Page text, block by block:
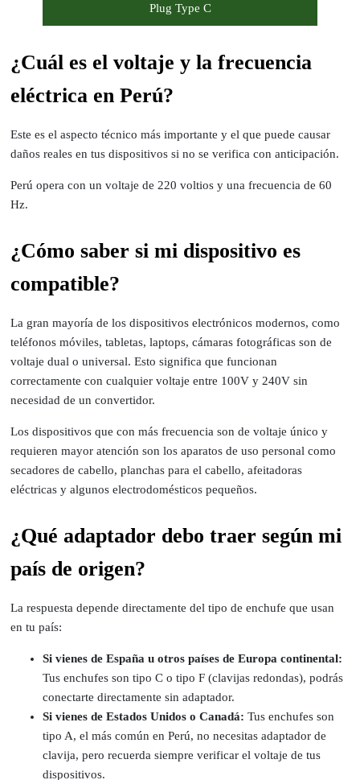
Plug Type C
¿Cuál es el voltaje y la frecuencia
eléctrica en Perú?
Este es el aspecto técnico más importante y el que puede causar
daños reales en tus dispositivos si no se verifica con anticipación.
Perú opera con un voltaje de 220 voltios y una frecuencia de 60
Hz.
¿Cómo saber si mi dispositivo es
compatible?
La gran mayoría de los dispositivos electrónicos modernos, como
teléfonos móviles, tabletas, laptops, cámaras fotográficas son de
voltaje dual o universal. Esto significa que funcionan
correctamente con cualquier voltaje entre 100V y 240V sin
necesidad de un convertidor.
Los dispositivos que con más frecuencia son de voltaje único y
requieren mayor atención son los aparatos de uso personal como
secadores de cabello, planchas para el cabello, afeitadoras
eléctricas y algunos electrodomésticos pequeños.
¿Qué adaptador debo traer según mi
país de origen?
La respuesta depende directamente del tipo de enchufe que usan
en tu país:
Si vienes de España u otros países de Europa continental:
Tus enchufes son tipo C o tipo F (clavijas redondas), podrás
conectarte directamente sin adaptador.
Si vienes de Estados Unidos o Canadá: Tus enchufes son
tipo A, el más común en Perú, no necesitas adaptador de
clavija, pero recuerda siempre verificar el voltaje de tus
dispositivos.